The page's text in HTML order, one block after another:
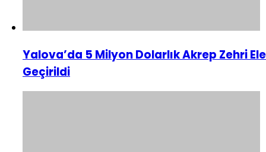
Yalova’da 5 Milyon Dolarlık Akrep Zehri Ele
Geçirildi